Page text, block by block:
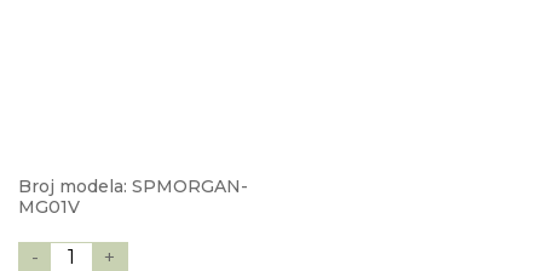
Broj modela: SPMORGAN-
MG01V
- 1 +